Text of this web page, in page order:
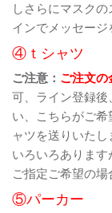
しさらにマスク
インでメッセー
④ｔシャツ
ご注意： ご注文
可、ライン登録
い、こちらがご
ャツを送りいた
いろいろありま
ご指定ご希望の
⑤パーカー